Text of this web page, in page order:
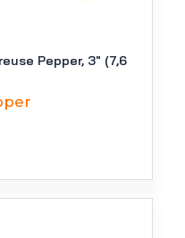
Pepper, 3″ (7,6